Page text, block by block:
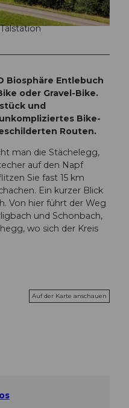
Biosphäre Entlebuch
oder Gravel-Bike.
und
Bike-
Routen.
man die Stächelegg,
auf den Napf
Sie fast 15 km
Ein kurzer Blick
Von hier führt der Weg
und Schonbach,
wo sich der Kreis
Auf der Karte anschauen